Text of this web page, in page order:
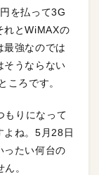
を払って3G
れとWiMAXの
最強なのでは
そうならない
ころです。
もりになって
よね。5月28日
ったい何台の
。